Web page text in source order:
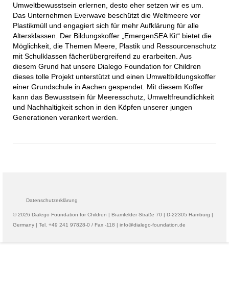
Umweltbewusstsein erlernen, desto eher setzen wir es um.
Das Unternehmen Everwave beschützt die Weltmeere vor
Plastikmüll und engagiert sich für mehr Aufklärung für alle
Altersklassen. Der Bildungskoffer „EmergenSEA Kit“ bietet die
Möglichkeit, die Themen Meere, Plastik und Ressourcenschutz
mit Schulklassen fächerübergreifend zu erarbeiten. Aus
diesem Grund hat unsere Dialego Foundation for Children
dieses tolle Projekt unterstützt und einen Umweltbildungskoffer
einer Grundschule in Aachen gespendet. Mit diesem Koffer
kann das Bewusstsein für Meeresschutz, Umweltfreundlichkeit
und Nachhaltigkeit schon in den Köpfen unserer jungen
Generationen verankert werden.
Datenschutzerklärung
© 2026 Dialego Foundation for Children | Bramfelder Straße 70 | D-22305 Hamburg |
Germany | Tel. +49 241 97828-0 / Fax -118 | info@dialego-foundation.de